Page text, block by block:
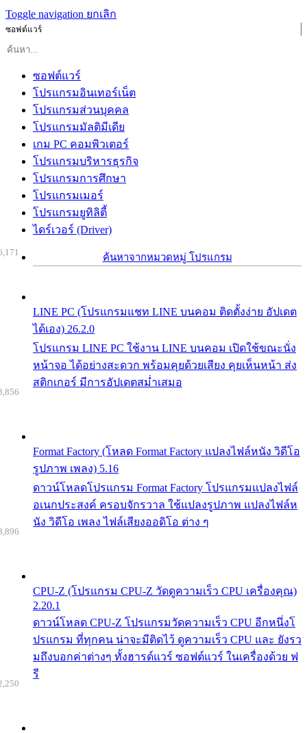
Toggle navigation ยกเลิก
ซอฟต์แวร์
ซอฟต์แวร์
โปรแกรมอินเทอร์เน็ต
โปรแกรมส่วนบุคคล
โปรแกรมมัลติมีเดีย
เกม PC คอมพิวเตอร์
โปรแกรมบริหารธุรกิจ
โปรแกรมการศึกษา
โปรแกรมเมอร์
โปรแกรมยูทิลิตี้
ไดร์เวอร์ (Driver)
ค้นหาจากหมวดหมู่ โปรแกรม
LINE PC (โปรแกรมแชท LINE บนคอม ติดตั้งง่าย อัปเดต
ได้เอง) 26.2.0
โปรแกรม LINE PC ใช้งาน LINE บนคอม เปิดใช้ขณะนั่ง
หน้าจอ ได้อย่างสะดวก พร้อมคุยด้วยเสียง คุยเห็นหน้า ส่ง
สติกเกอร์ มีการอัปเดตสม่ำเสมอ
Format Factory (โหลด Format Factory แปลงไฟล์หนัง วิดีโอ
รูปภาพ เพลง) 5.16
ดาวน์โหลดโปรแกรม Format Factory โปรแกรมแปลงไฟล์
อเนกประสงค์ ครอบจักรวาล ใช้แปลงรูปภาพ แปลงไฟล์ห
นัง วิดีโอ เพลง ไฟล์เสียงออดิโอ ต่าง ๆ
CPU-Z (โปรแกรม CPU-Z วัดดูความเร็ว CPU เครื่องคุณ)
2.20.1
ดาวน์โหลด CPU-Z โปรแกรมวัดความเร็ว CPU อีกหนึ่งโ
ปรแกรม ที่ทุกคน น่าจะมีติดไว้ ดูความเร็ว CPU และ ยังรว
มถึงบอกค่าต่างๆ ทั้งฮารด์แวร์ ซอฟต์แวร์ ในเครื่องด้วย ฟ
รี